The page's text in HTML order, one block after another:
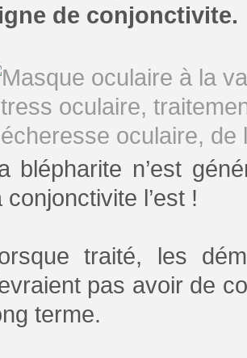
de conjonctivite.
blépharite n’est
conjonctivite l’est !
traité, les
pas avoir de
terme.